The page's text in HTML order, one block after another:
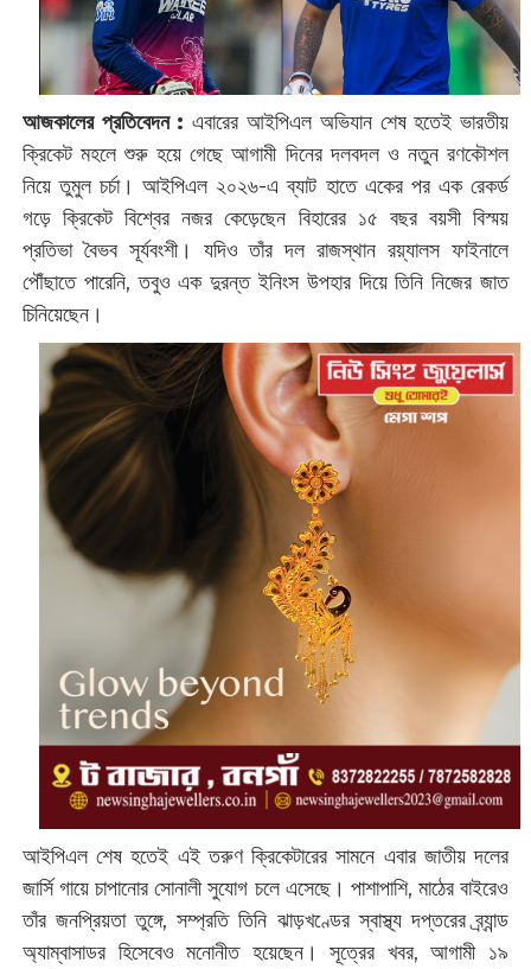
আজকালের প্রতিবেদন : এবারের আইপিএল অভিযান শেষ হতেই ভারতীয়
ক্রিকেট মহলে শুরু হয়ে গেছে আগামী দিনের দলবদল ও নতুন রণকৌশল
নিয়ে তুমুল চর্চা। আইপিএল ২০২৬-এ ব্যাট হাতে একের পর এক রেকর্ড
গড়ে ক্রিকেট বিশ্বের নজর কেড়েছেন বিহারের ১৫ বছর বয়সী বিস্ময়
প্রতিভা বৈভব সূর্যবংশী। যদিও তাঁর দল রাজস্থান রয়্যালস ফাইনালে
পৌঁছাতে পারেনি, তবুও এক দুরন্ত ইনিংস উপহার দিয়ে তিনি নিজের জাত
চিনিয়েছেন।
আইপিএল শেষ হতেই এই তরুণ ক্রিকেটারের সামনে এবার জাতীয় দলের
জার্সি গায়ে চাপানোর সোনালী সুযোগ চলে এসেছে। পাশাপাশি, মাঠের বাইরেও
তাঁর জনপ্রিয়তা তুঙ্গে, সম্প্রতি তিনি ঝাড়খণ্ডের স্বাস্থ্য দপ্তরের ব্র্যান্ড
অ্যাম্বাসাডর হিসেবেও মনোনীত হয়েছেন। সূত্রের খবর, আগামী ১৯